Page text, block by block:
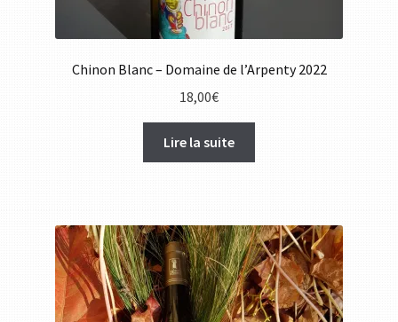
Chinon Blanc – Domaine de l’Arpenty 2022
18,00€
Lire la suite